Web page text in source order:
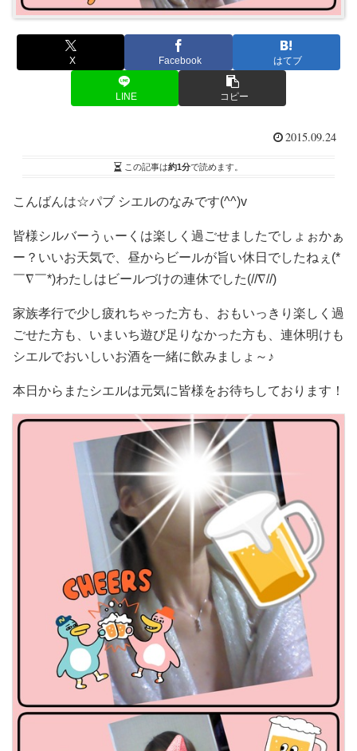
X Facebook はてブ
LINE コピー
2015.09.24
この記事は約1分で読めます。
こんばんは☆パブ シエルのなみです(^^)v
皆様シルバーうぃーくは楽しく過ごせましたでしょぉかぁ
ー？いいお天気で、昼からビールが旨い休日でしたねぇ(*
￣∇￣*)わたしはビールづけの連休でした(//∇//)
家族孝行で少し疲れちゃった方も、おもいっきり楽しく過
ごせた方も、いまいち遊び足りなかった方も、連休明けも
シエルでおいしいお酒を一緒に飲みましょ～♪
本日からまたシエルは元気に皆様をお待ちしております！